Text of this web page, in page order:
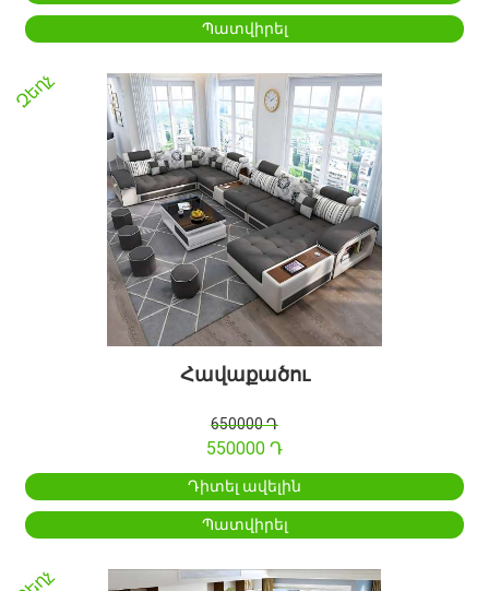
Պատվիրել
Զեղչ
Հավաքածու
650000 Դ
550000 Դ
Դիտել ավելին
Պատվիրել